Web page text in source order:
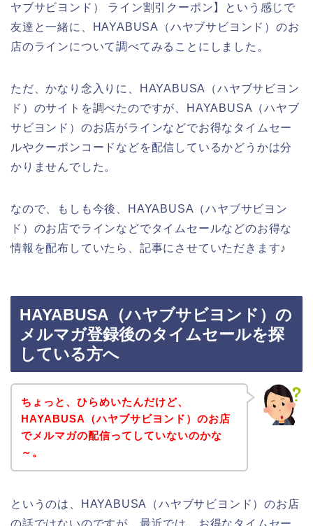
ヤブサビヨンド） ライン割引クーポン】という感じで
友達と一緒に、HAYABUSA（ハヤブサビヨンド）のお
店のラインについて調べてみることにしました。
ただ、かなり念入りに、HAYABUSA（ハヤブサビヨン
ド）のサイトを調べたのですが、HAYABUSA（ハヤブ
サビヨンド）のお店がラインなどでお得なタイムセー
ルやクーポンコードなどを配信しているかどうかは分
かりませんでした。
なので、もしも今後、HAYABUSA（ハヤブサビヨン
ド）のお店でラインなどでタイムセールなどのお得な
情報を配布していたら、記事にさせていただきます♪
HAYABUSA（ハヤブサビヨンド）の
メルマガ登録後のタイムセールを探
している方へ
ちょっと、ひらめいたんだけど、
HAYABUSA（ハヤブサビヨンド）のお店
でメルマガの配信ってしていないのかな
～。
というのは、HAYABUSA（ハヤブサビヨンド）のお店
の話ではないのですが、最近では、お得なタイムセー